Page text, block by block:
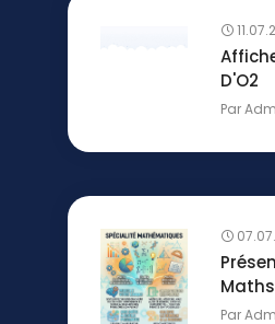
D'O2
Par
Maths
Par